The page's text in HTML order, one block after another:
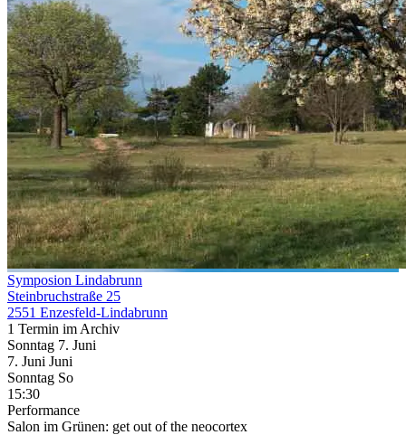
Symposion Lindabrunn
Steinbruchstraße 25
2551 Enzesfeld-Lindabrunn
1 Termin im Archiv
Sonntag 7. Juni
7. Juni Juni
Sonntag So
15:30
Performance
Salon im Grünen: get out of the neocortex